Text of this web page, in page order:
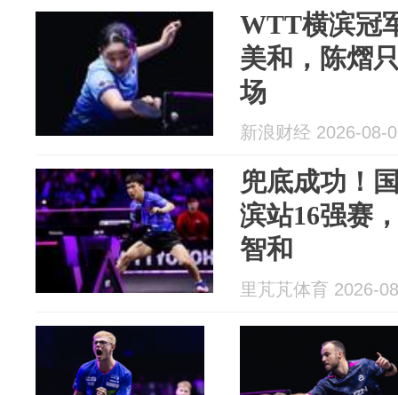
WTT横滨冠
美和，陈熠
场
新浪财经 2026-08-
兜底成功！
滨站16强赛
智和
里芃芃体育 2026-